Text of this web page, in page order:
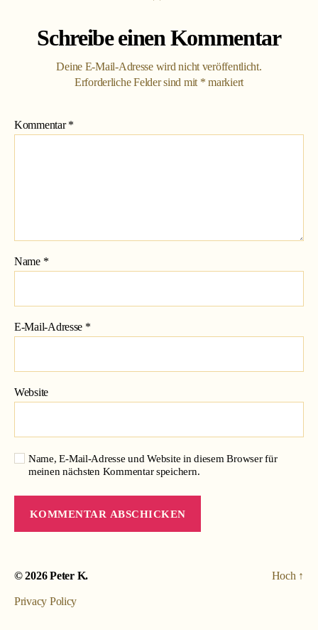
Schreibe einen Kommentar
Deine E-Mail-Adresse wird nicht veröffentlicht.
Erforderliche Felder sind mit * markiert
Kommentar*
Name *
E-Mail-Adresse *
Website
Name, E-Mail-Adresse und Website in diesem Browser für
meinen nächsten Kommentar speichern.
© 2026Peter K.
Privacy Policy
Hoch ↑